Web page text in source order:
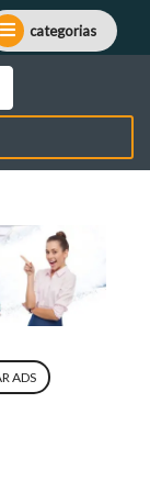
categorias
ADS